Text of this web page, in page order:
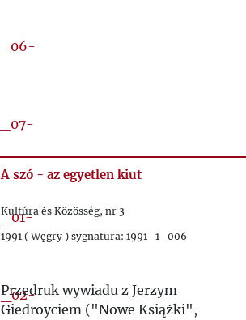
A szó - az egyetlen kiut
Kultúra és Közösség, nr 3
1991 ( Węgry ) sygnatura: 1991_1_006
Przedruk wywiadu z Jerzym
Giedroyciem ("Nowe Książki",